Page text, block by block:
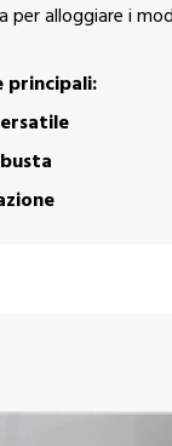
alloggiare i